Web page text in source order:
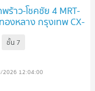
ร้าว-โชคชัย 4 MRT-
องหลาง กรุงเทพ CX-
ทันที ทีมงานมือ
ชั้น 7
2026 12:04:00